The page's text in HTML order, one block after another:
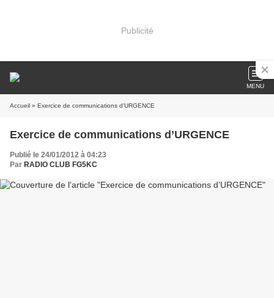
Publicité
MENU
Accueil » Exercice de communications d’URGENCE
Exercice de communications d’URGENCE
Publié le 24/01/2012 à 04:23
Par RADIO CLUB FG5KC